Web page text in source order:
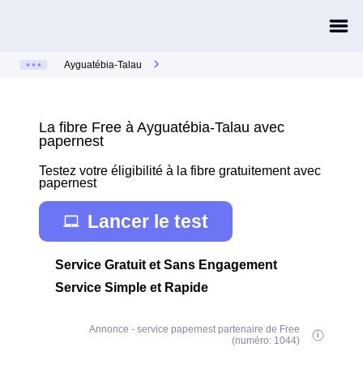
Ayguatébia-Talau
La fibre Free à Ayguatébia-Talau avec
papernest
Testez votre éligibilité à la fibre gratuitement avec
papernest
Lancer le test
Service Gratuit et Sans Engagement
Service Simple et Rapide
Annonce - service papernest partenaire de Free
(numéro: 1044)